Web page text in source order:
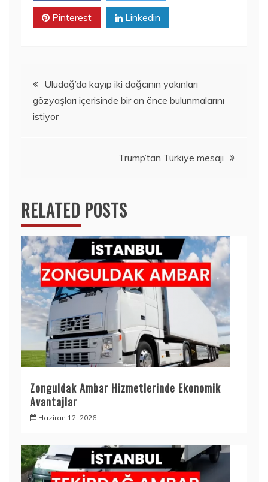
Pinterest Linkedin
Yazı
gezinmesi
Uludağ’da kayıp iki dağcının yakınları
gözyaşları içerisinde bir an önce bulunmalarını
istiyor
Trump’tan Türkiye mesajı
RELATED POSTS
Zonguldak Ambar Hizmetlerinde Ekonomik
Avantajlar
Haziran 12, 2026